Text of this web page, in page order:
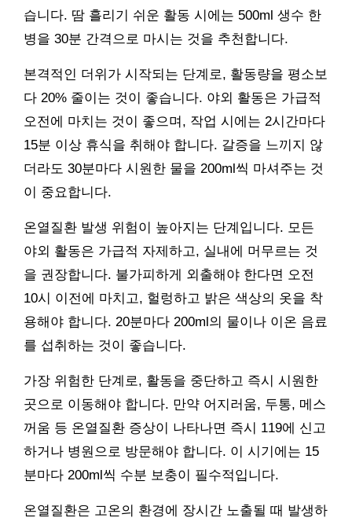
습니다. 땀 흘리기 쉬운 활동 시에는 500ml 생수 한
병을 30분 간격으로 마시는 것을 추천합니다.
본격적인 더위가 시작되는 단계로, 활동량을 평소보
다 20% 줄이는 것이 좋습니다. 야외 활동은 가급적
오전에 마치는 것이 좋으며, 작업 시에는 2시간마다
15분 이상 휴식을 취해야 합니다. 갈증을 느끼지 않
더라도 30분마다 시원한 물을 200ml씩 마셔주는 것
이 중요합니다.
온열질환 발생 위험이 높아지는 단계입니다. 모든
야외 활동은 가급적 자제하고, 실내에 머무르는 것
을 권장합니다. 불가피하게 외출해야 한다면 오전
10시 이전에 마치고, 헐렁하고 밝은 색상의 옷을 착
용해야 합니다. 20분마다 200ml의 물이나 이온 음료
를 섭취하는 것이 좋습니다.
가장 위험한 단계로, 활동을 중단하고 즉시 시원한
곳으로 이동해야 합니다. 만약 어지러움, 두통, 메스
꺼움 등 온열질환 증상이 나타나면 즉시 119에 신고
하거나 병원으로 방문해야 합니다. 이 시기에는 15
분마다 200ml씩 수분 보충이 필수적입니다.
온열질환은 고온의 환경에 장시간 노출될 때 발생하